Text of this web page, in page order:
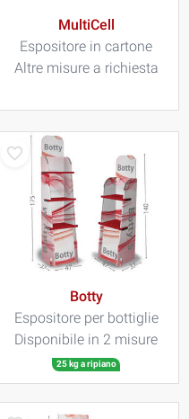
MultiCell
Espositore in cartone
Altre misure a richiesta
Botty
Espositore per bottiglie
Disponibile in 2 misure
25 kg a ripiano